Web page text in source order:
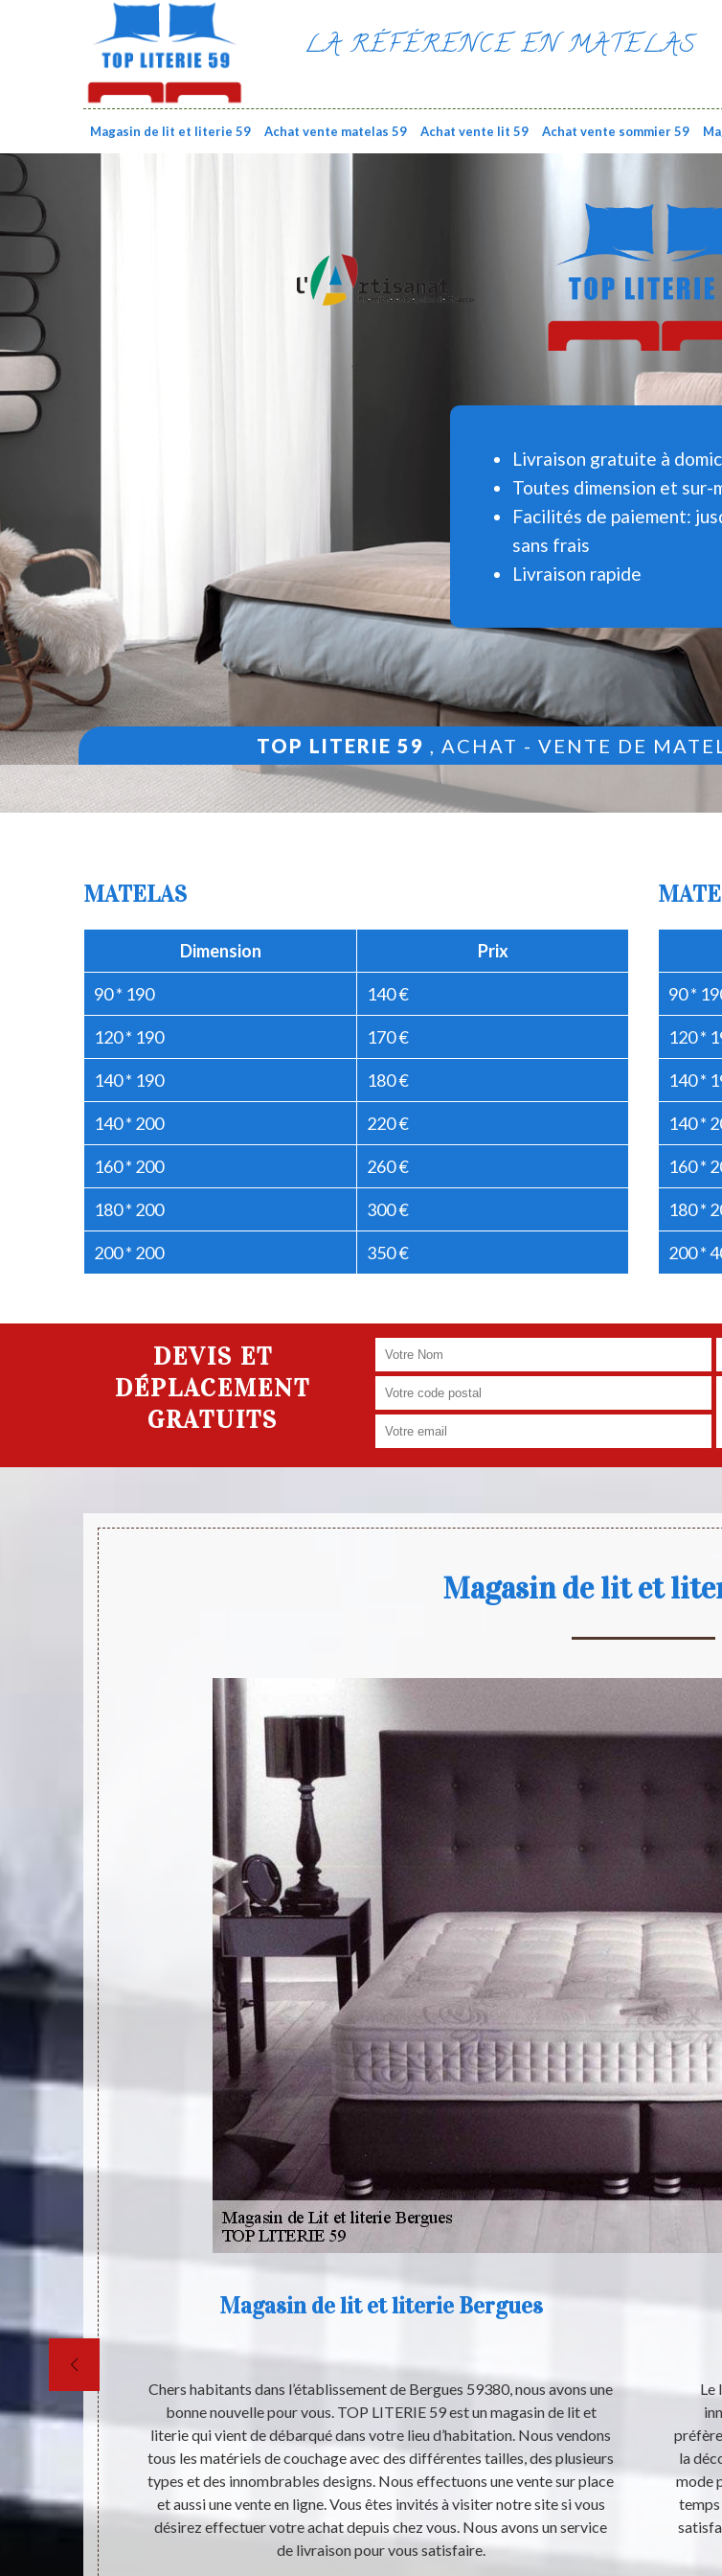
LA RÉFÉRENCE EN MATELAS
Magasin de lit et literie 59 Achat vente matelas 59 Achat vente lit 59 Achat vente sommier 59
Livraison gratuite à
Toutes dimension et sur-
Facilités de paiement:
sans frais
Livraison rapide
TOP LITERIE 59 , ACHAT - VENTE DE
MATELAS
Dimension Prix
90 * 190 140 €
120 * 190 170 €
140 * 190 180 €
140 * 200 220 €
160 * 200 260 €
180 * 200 300 €
200 * 200 350 €
90 *
120 *
140 *
140 *
160 *
180 *
200 *
DEVIS ET
DÉPLACEMENT
GRATUITS
Magasin de lit et
dans un
classique,
d’acheter
auprès
Magasin de lit et literie Bergues
Chers habitants dans l’établissement de Bergues 59380, nous avons une
bonne nouvelle pour vous. TOP LITERIE 59 est un magasin de lit et
literie qui vient de débarqué dans votre lieu d’habitation. Nous vendons
tous les matériels de couchage avec des différentes tailles, des plusieurs
types et des innombrables designs. Nous effectuons une vente sur place
et aussi une vente en ligne. Vous êtes invités à visiter notre site si vous
désirez effectuer votre achat depuis chez vous. Nous avons un service
de livraison pour vous satisfaire.
Le
la
mode
temps